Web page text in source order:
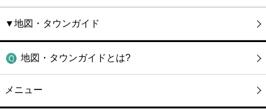
▼地図・タウンガイド
地図・タウンガイドとは?
メニュー